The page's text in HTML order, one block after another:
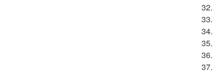
32.
33.
34.
35.
36.
37.